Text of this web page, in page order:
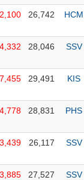
26,742 HCM
28,046 SSV
29,491 KIS
28,831 PHS
26,117 SSV
27,527 SSV